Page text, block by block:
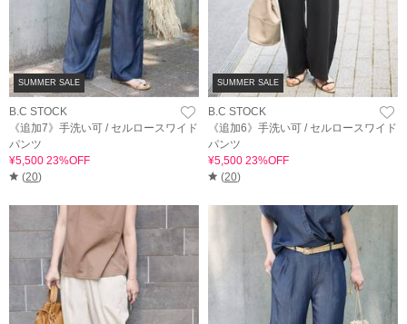
SUMMER SALE
B.C STOCK
《追加7》手洗い可 / セルロースワイド
パンツ
¥5,500 23%OFF
(20)
SUMMER SALE
B.C STOCK
《追加6》手洗い可 / セルロースワイド
パンツ
¥5,500 23%OFF
(20)